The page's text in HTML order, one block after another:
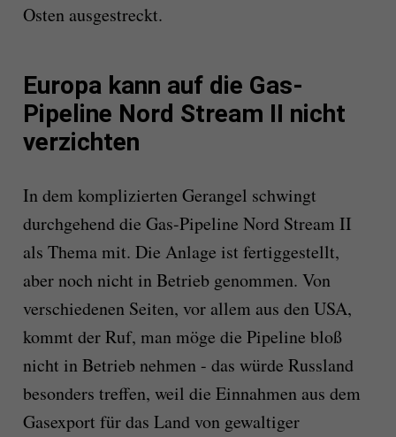
Osten ausgestreckt.
Europa kann auf die Gas-
Pipeline Nord Stream II nicht
verzichten
In dem komplizierten Gerangel schwingt
durchgehend die Gas-Pipeline Nord Stream II
als Thema mit. Die Anlage ist fertiggestellt,
aber noch nicht in Betrieb genommen. Von
verschiedenen Seiten, vor allem aus den USA,
kommt der Ruf, man möge die Pipeline bloß
nicht in Betrieb nehmen - das würde Russland
besonders treffen, weil die Einnahmen aus dem
Gasexport für das Land von gewaltiger